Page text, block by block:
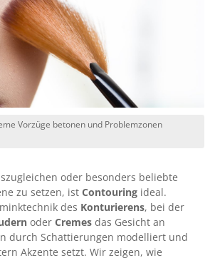
Vorzüge betonen und Problemzonen
oder besonders beliebte
zu setzen, ist Contouring ideal.
des Konturierens, bei der
oder Cremes das Gesicht an
durch Schattierungen modelliert und
Akzente setzt. Wir zeigen, wie